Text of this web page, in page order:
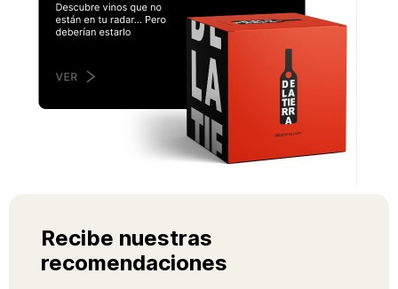
Recibe nuestras
recomendaciones